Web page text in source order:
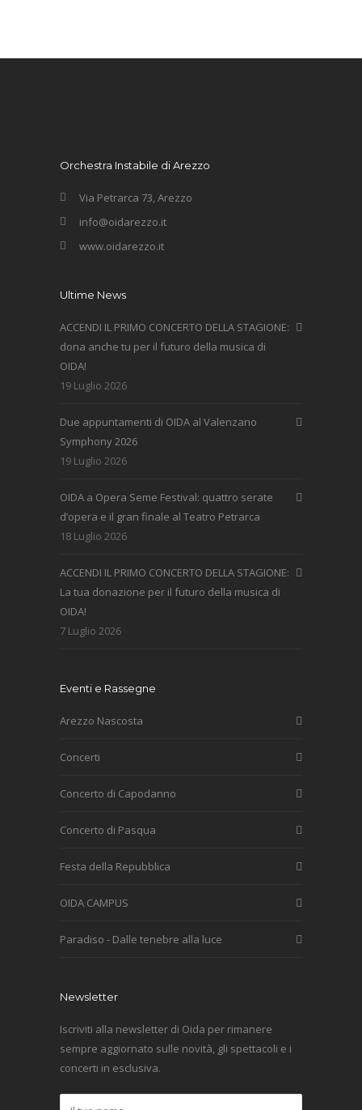
Orchestra Instabile di Arezzo
Via Petrarca 73, Arezzo
info@oidarezzo.it
www.oidarezzo.it
Ultime News
ACCENDI IL PRIMO CONCERTO DELLA STAGIONE:
dona anche tu per il futuro della musica di
OIDA!
19 Luglio 2026
Due appuntamenti di OIDA al Valenzano
Symphony 2026
19 Luglio 2026
OIDA a Opera Seme Festival: quattro serate
d’opera e il gran finale al Teatro Petrarca
18 Luglio 2026
ACCENDI IL PRIMO CONCERTO DELLA STAGIONE:
La tua donazione per il futuro della musica di
OIDA!
7 Luglio 2026
Eventi e Rassegne
Arezzo Nascosta
Concerti
Concerto di Capodanno
Concerto di Pasqua
Festa della Repubblica
OIDA CAMPUS
Paradiso - Dalle tenebre alla luce
Newsletter
Iscriviti alla newsletter di Oida per rimanere
sempre aggiornato sulle novità, gli spettacoli e i
concerti in esclusiva.